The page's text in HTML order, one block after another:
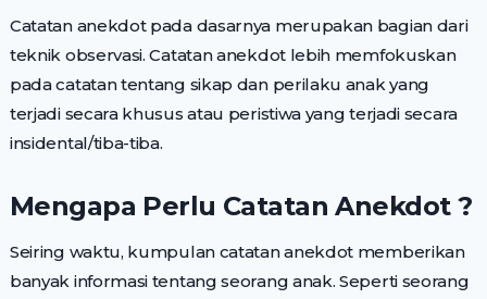
Catatan anekdot pada dasarnya merupakan bagian dari
teknik observasi. Catatan anekdot lebih memfokuskan
pada catatan tentang sikap dan perilaku anak yang
terjadi secara khusus atau peristiwa yang terjadi secara
insidental/tiba-tiba.
Mengapa Perlu Catatan Anekdot ?
Seiring waktu, kumpulan catatan anekdot memberikan
banyak informasi tentang seorang anak. Seperti seorang